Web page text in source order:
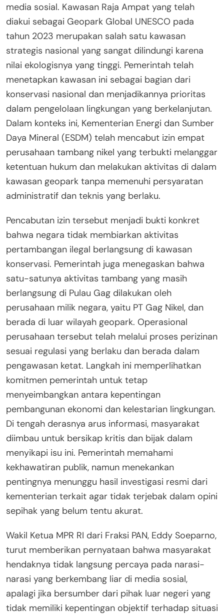
media sosial. Kawasan Raja Ampat yang telah
diakui sebagai Geopark Global UNESCO pada
tahun 2023 merupakan salah satu kawasan
strategis nasional yang sangat dilindungi karena
nilai ekologisnya yang tinggi. Pemerintah telah
menetapkan kawasan ini sebagai bagian dari
konservasi nasional dan menjadikannya prioritas
dalam pengelolaan lingkungan yang berkelanjutan.
Dalam konteks ini, Kementerian Energi dan Sumber
Daya Mineral (ESDM) telah mencabut izin empat
perusahaan tambang nikel yang terbukti melanggar
ketentuan hukum dan melakukan aktivitas di dalam
kawasan geopark tanpa memenuhi persyaratan
administratif dan teknis yang berlaku.
Pencabutan izin tersebut menjadi bukti konkret
bahwa negara tidak membiarkan aktivitas
pertambangan ilegal berlangsung di kawasan
konservasi. Pemerintah juga menegaskan bahwa
satu-satunya aktivitas tambang yang masih
berlangsung di Pulau Gag dilakukan oleh
perusahaan milik negara, yaitu PT Gag Nikel, dan
berada di luar wilayah geopark. Operasional
perusahaan tersebut telah melalui proses perizinan
sesuai regulasi yang berlaku dan berada dalam
pengawasan ketat. Langkah ini memperlihatkan
komitmen pemerintah untuk tetap
menyeimbangkan antara kepentingan
pembangunan ekonomi dan kelestarian lingkungan.
Di tengah derasnya arus informasi, masyarakat
diimbau untuk bersikap kritis dan bijak dalam
menyikapi isu ini. Pemerintah memahami
kekhawatiran publik, namun menekankan
pentingnya menunggu hasil investigasi resmi dari
kementerian terkait agar tidak terjebak dalam opini
sepihak yang belum tentu akurat.
Wakil Ketua MPR RI dari Fraksi PAN, Eddy Soeparno,
turut memberikan pernyataan bahwa masyarakat
hendaknya tidak langsung percaya pada narasi-
narasi yang berkembang liar di media sosial,
apalagi jika bersumber dari pihak luar negeri yang
tidak memiliki kepentingan objektif terhadap situasi